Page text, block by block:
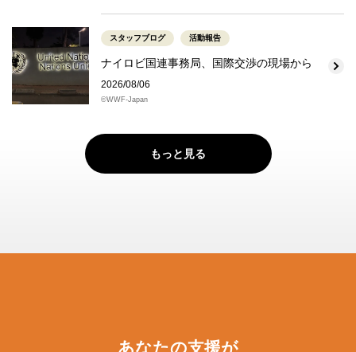
スタッフブログ 活動報告
ナイロビ国連事務局、国際交渉の現場から
2026/08/06
©WWF-Japan
もっと見る
あなたの支援が